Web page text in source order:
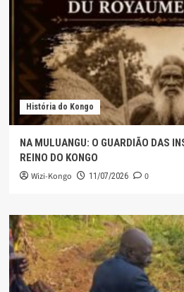
História do Kongo
NA MULUANGU: O GUARDIÃO DAS
REINO DO KONGO
Wizi-Kongo 11/07/2026 0